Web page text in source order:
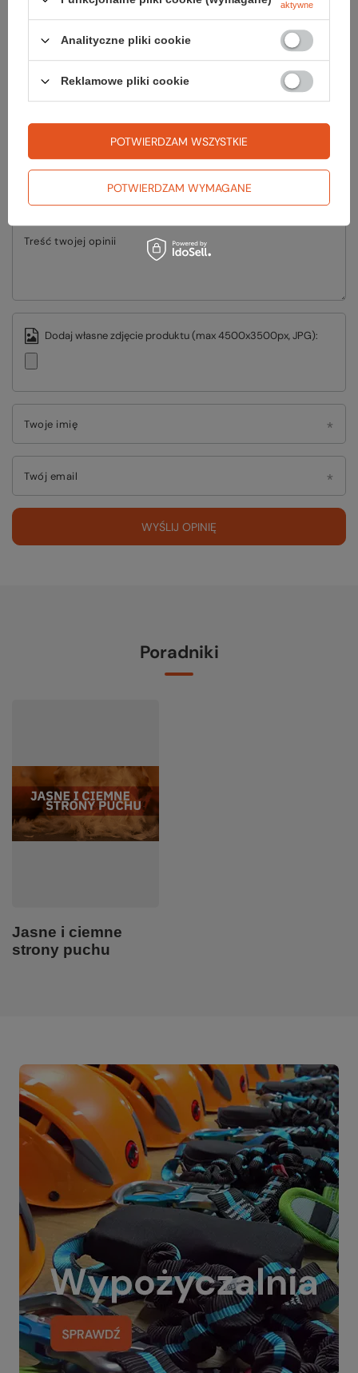
odpowiedzi publikując dla innych.
Napisz swoją opinię
Twoja ocena:
5/5
Treść twojej opinii
Dodaj własne zdjęcie produktu (max 4500x3500px, JPG):
Twoje imię
Twój email
WYŚLIJ OPINIĘ
Poradniki
Jasne i ciemne
strony puchu
aktywne
Analityczne pliki cookie
Reklamowe pliki cookie
POTWIERDZAM WYMAGANE
POTWIERDZAM WSZYSTKIE